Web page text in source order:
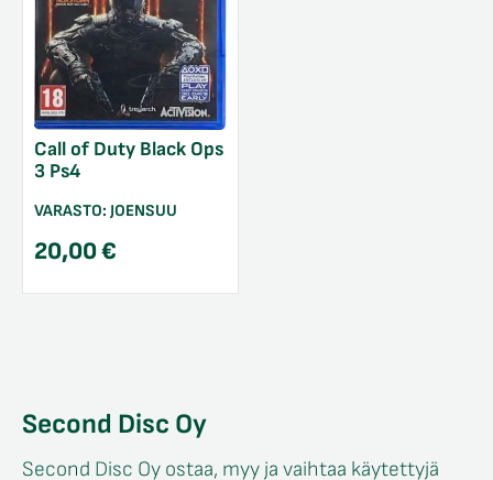
Call of Duty Black Ops
3 Ps4
VARASTO: JOENSUU
20,00€
Second Disc Oy
Second Disc Oy ostaa, myy ja vaihtaa käytettyjä